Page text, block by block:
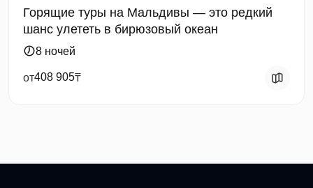
Горящие туры на Мальдивы — это редкий
шанс улететь в бирюзовый океан
8 ночей
от408 905₸